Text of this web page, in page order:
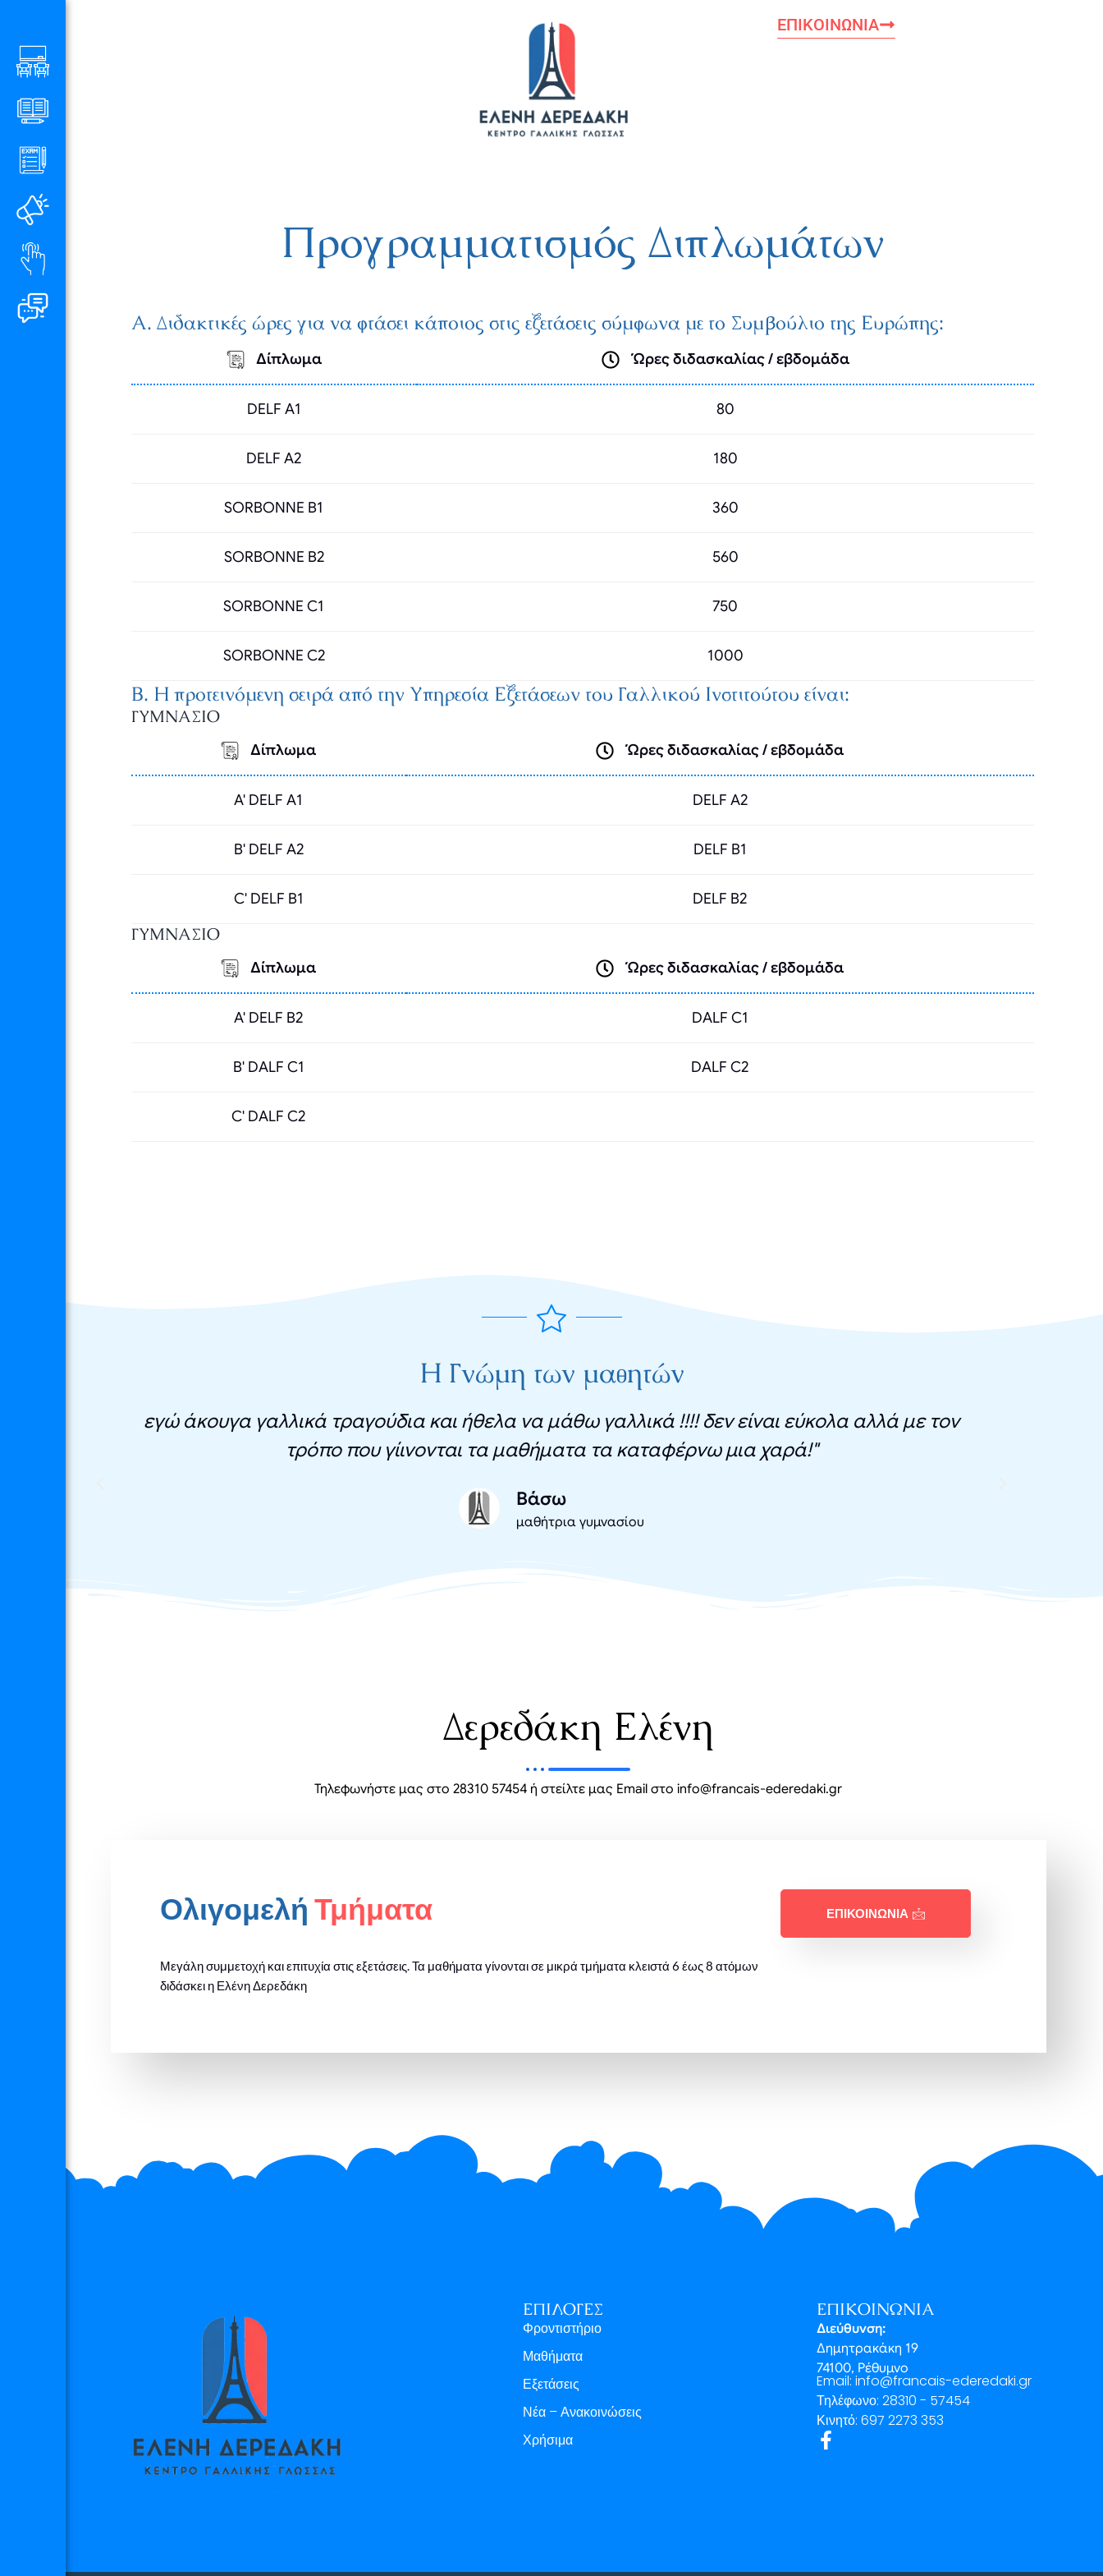
περιεχόμενο
ΕΠΙΚΟΙΝΩΝΊΑ
Προγραμματισμός Διπλωμάτων
A. Διδακτικές ώρες για να φτάσει κάποιος στις εξετάσεις σύμφωνα με το Συμβούλιο της Ευρώπης:
Δίπλωμα Ώρες διδασκαλίας / εβδομάδα
DELF A1 80
DELF A2 180
SORBONNE B1 360
SORBONNE B2 560
SORBONNE C1 750
SORBONNE C2 1000
B. Η προτεινόμενη σειρά από την Υπηρεσία Εξετάσεων του Γαλλικού Ινστιτούτου είναι:
ΓΥΜΝΑΣΙΟ
Δίπλωμα Ώρες διδασκαλίας / εβδομάδα
A' DELF A1 DELF A2
B' DELF A2 DELF B1
C' DELF B1 DELF B2
ΓΥΜΝΑΣΙΟ
Δίπλωμα Ώρες διδασκαλίας / εβδομάδα
A' DELF B2 DΑLF C1
B' DΑLF C1 DΑLF C2
C' DΑLF C2
Η Γνώμη των μαθητών
εγώ άκουγα γαλλικά τραγούδια και ήθελα να μάθω γαλλικά !!!! δεν είναι εύκολα αλλά με τον
τρόπο που γίινονται τα μαθήματα τα καταφέρνω μια χαρά!"
Βάσω
μαθήτρια γυμνασίου
Δερεδάκη Ελένη
Τηλεφωνήστε μας στο 28310 57454 ή στείλτε μας Email στο info@francais-ederedaki.gr
Ολιγομελή Τμήματα
Μεγάλη συμμετοχή και επιτυχία στις εξετάσεις. Τα μαθήματα γίνονται σε μικρά τμήματα κλειστά 6 έως 8 ατόμων
διδάσκει η Ελένη Δερεδάκη
ΕΠΙΚΟΙΝΩΝΊΑ
ΕΠΙΛΟΓΈΣ
Φροντιστήριο
Μαθήματα
Εξετάσεις
Νέα – Ανακοινώσεις
Χρήσιμα
ΕΠΙΚΟΙΝΩΝΊΑ
Διεύθυνση:
Δημητρακάκη 19
74100, Ρέθυμνο
Email: info@francais-ederedaki.gr
Τηλέφωνο: 28310 - 57454
Κινητό: 697 2273 353
F
k